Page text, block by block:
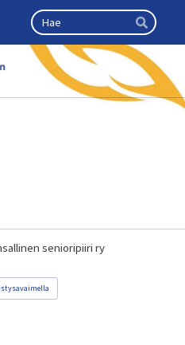
Haku
Hae
senioriliitto
senioripiiri ry